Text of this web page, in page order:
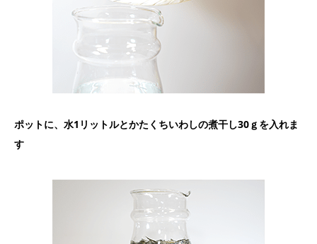
ポットに、水1 リットルとかたくちいわしの煮干し30ｇを入れま
す